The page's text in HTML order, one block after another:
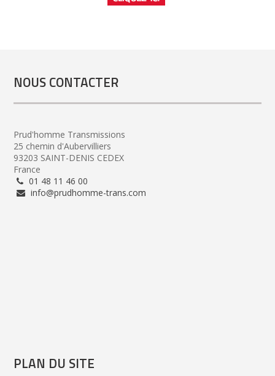
NOUS CONTACTER
Prud'homme Transmissions
25 chemin d'Aubervilliers
93203 SAINT-DENIS CEDEX
France
01 48 11 46 00
info@prudhomme-trans.com
PLAN DU SITE